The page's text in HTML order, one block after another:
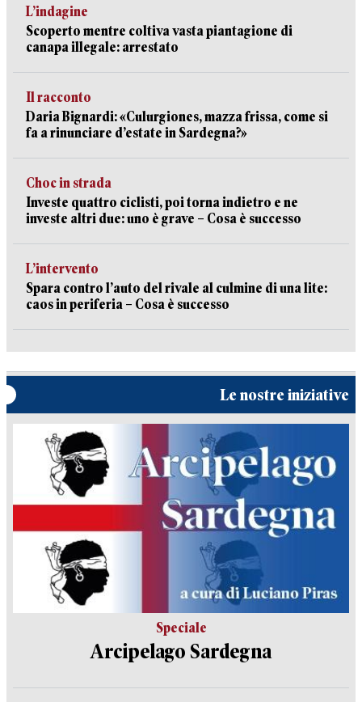
L’indagine
Scoperto mentre coltiva vasta piantagione di
canapa illegale: arrestato
Il racconto
Daria Bignardi: «Culurgiones, mazza frissa, come si
fa a rinunciare d’estate in Sardegna?»
Choc in strada
Investe quattro ciclisti, poi torna indietro e ne
investe altri due: uno è grave – Cosa è successo
L’intervento
Spara contro l’auto del rivale al culmine di una lite:
caos in periferia – Cosa è successo
Le nostre iniziative
Speciale
Arcipelago Sardegna